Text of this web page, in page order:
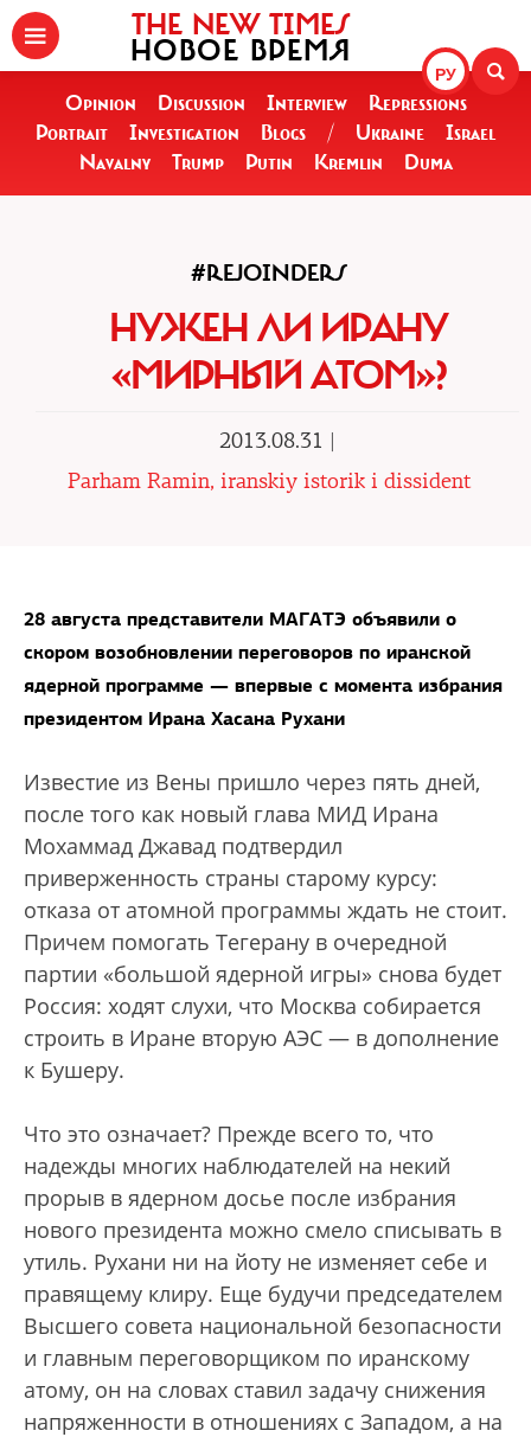
РУ
THE NEW TIMES
НОВОЕ ВРЕМЯ
Opinion Discussion Interview
Repressions
Portrait
Investigation Blogs / Ukraine
Israel
Navalny
Trump Putin Kremlin Duma
#REJOINDERS
НУЖЕН ЛИ ИРАНУ
«МИРНЫЙ АТОМ»?
2013.08.31 |
Parham Ramin, iranskiy istorik i dissident
28 августа представители МАГАТЭ объявили о
скором возобновлении переговоров по иранской
ядерной программе — впервые с момента избрания
президентом Ирана Хасана Рухани
Известие из Вены пришло через пять дней,
после того как новый глава МИД Ирана
Мохаммад Джавад подтвердил
приверженность страны старому курсу:
отказа от атомной программы ждать не стоит.
Причем помогать Тегерану в очередной
партии «большой ядерной игры» снова будет
Россия: ходят слухи, что Москва собирается
строить в Иране вторую АЭС — в дополнение
к Бушеру.
Что это означает? Прежде всего то, что
надежды многих наблюдателей на некий
прорыв в ядерном досье после избрания
нового президента можно смело списывать в
утиль. Рухани ни на йоту не изменяет себе и
правящему клиру. Еще будучи председателем
Высшего совета национальной безопасности
и главным переговорщиком по иранскому
атому, он на словах ставил задачу снижения
напряженности в отношениях с Западом, а на